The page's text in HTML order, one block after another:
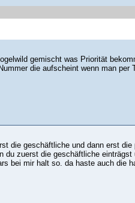
gemischt was Priorität
die aufscheint wenn man per
die geschäftliche und dann erst
zuerst die geschäftliche
bei mir halt so. da haste auch die